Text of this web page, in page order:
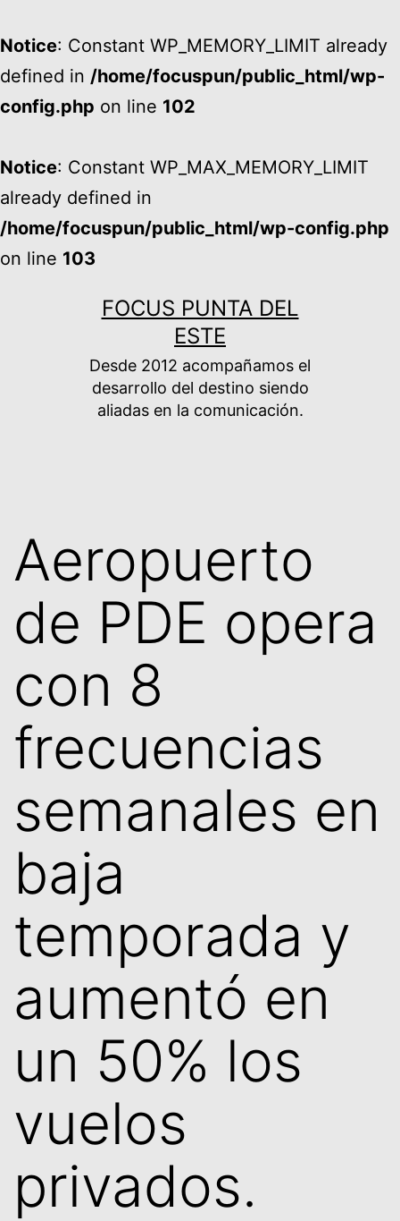
Notice: Constant WP_MEMORY_LIMIT already
defined in /home/focuspun/public_html/wp-
config.php on line 102
Notice: Constant WP_MAX_MEMORY_LIMIT
already defined in
/home/focuspun/public_html/wp-config.php
on line 103
FOCUS PUNTA DEL
ESTE
Desde 2012 acompañamos el
desarrollo del destino siendo
aliadas en la comunicación.
Aeropuerto
de PDE opera
con 8
frecuencias
semanales en
baja
temporada y
aumentó en
un 50% los
vuelos
privados.